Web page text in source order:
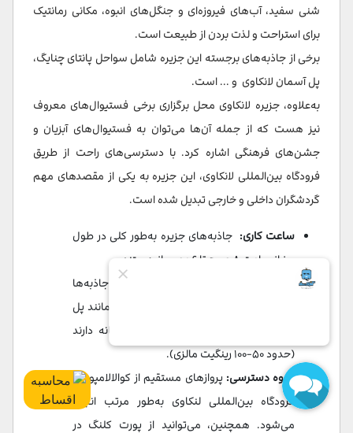
شنی سفید، آب‌های فیروزه‌ای و جنگل‌های انبوه، مکانی رمانتیک
برای استراحت و لذت بردن از طبیعت است.
برخی از جاذبه‌های برجسته این جزیره شامل سواحل پانتای چنایگ،
پل آسمان لانکاوی و ... است.
به‌علاوه، جزیره لانکاوی محل برگزاری برخی فستیوال‌های معروف
نیز هست که از جمله آن‌ها می‌توان به فستیوال‌های آبزیان و
جشن‌های فرهنگی اشاره کرد. با دسترسی‌های راحت از طریق
فرودگاه بین‌المللی لانکاوی، این جزیره به یکی از مقصدهای مهم
گردشگران داخلی و خارجی تبدیل شده است.
ساعت کاری: جاذبه‌های جزیره به‌طور کلی در طول
روز از ساعت ۸ صبح تا ۶ عصر باز هستند.
ورود به سواحل و برخی از جاذبه‌ها
رایگان است، اما برخی از جاذبه‌های خاص مانند پل
آسمان یا پارک ملی دریایی هزینه جداگانه دارند
(حدود ۵۰-۱۰۰ رینگیت مالزی).
نحوه دسترسی: پروازهای مستقیم از کوالالامپور به
فرودگاه بین‌المللی لنکاوی به‌طور مرتب انجام
می‌شود. همچنین، می‌توانید از پورت کلنگ در